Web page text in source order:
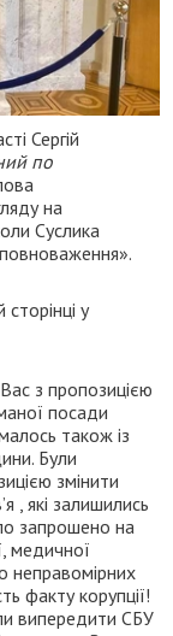
Сергій
по
на
Суслика
у
з пропозицією
посади
також із
Були
змінити
, які залишились
запрошено на
медичної
неправомірних
факту корупції!
випередити СБУ